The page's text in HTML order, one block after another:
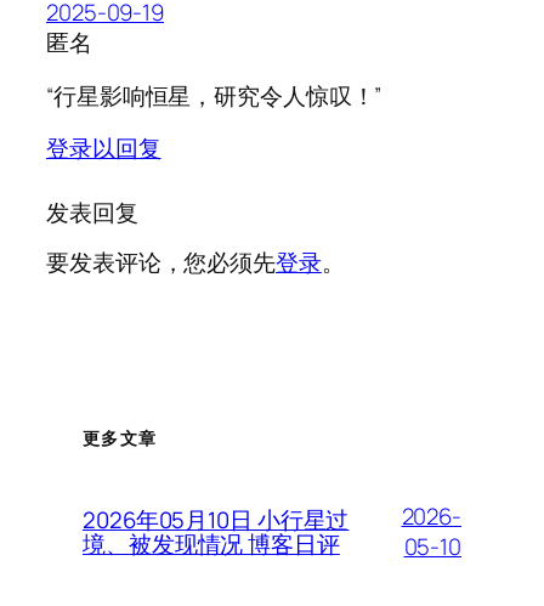
2025-09-19
匿名
“行星影响恒星，研究令人惊叹！”
登录以回复
发表回复
要发表评论，您必须先登录。
更多文章
2026年05月10日 小行星过
境、被发现情况 博客日评
2026-
05-10